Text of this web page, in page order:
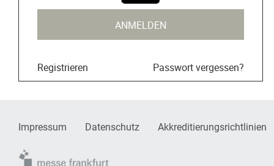
ANMELDEN
Registrieren Passwort vergessen?
Impressum Datenschutz Akkreditierungsrichtlinien